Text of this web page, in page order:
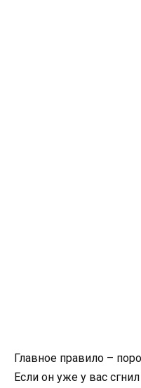
Главное правило –
Если он уже у вас